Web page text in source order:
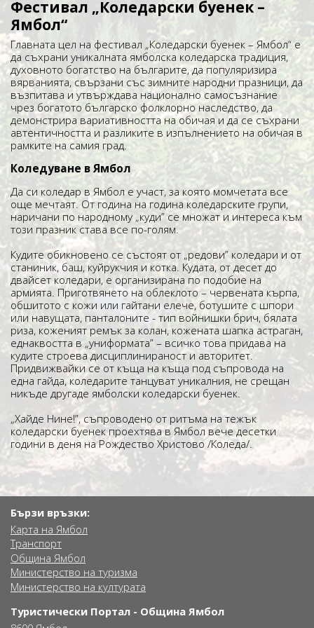
Фестивал „Коледарски буенек –
Ямбол“
Главната цел на фестивал „Коледарски буенек – Ямбол“ е
да съхрани уникалната ямболска коледарска традиция,
духовното богатство на българите, да популяризира
вярванията, свързани със зимните народни празници, да
възпитава и утвърждава национално самосъзнание
чрез богатото българско фолклорно наследство, да
демонстрира вариативността на обичая и да се съхрани
автентичността и разликите в изпълнението на обичая в
рамките на самия град.
Коледуване в Ямбол
Да си коледар в Ямбол е участ, за която момчетата все
още мечтаят. От година на година коледарските групи,
наричани по народному „куди” се множат и интереса към
този празник става все по-голям.
Кудите обикновено се състоят от „редови” коледари и от
станиник, баш, куйрукчия и котка. Кудата, от десет до
двайсет коледари, е организирана по подобие на
армията. Приготвянето на облеклото – червената кърпа,
обшитото с кожи или гайтани елече, ботушите с шпори
или навущата, панталоните - тип войнишки брич, бялата
риза, коженият ремък за колан, кожената шапка астраган,
еднаквостта в „униформата” – всичко това придава на
кудите строева дисциплинираност и авторитет.
Придвижвайки се от къща на къща под съпровода на
една гайда, коледарите танцуват уникалния, не срещан
никъде другаде ямболски коледарски буенек.
„Хайде Нине!”, съпроводено от ритъма на тежък
коледарски буенек проехтява в Ямбол вече десетки
години в деня на Рождество Христово /Коледа/.
Бързи връзки:
Карта на Ямбол
Транспорт
Община Ямбол
Министерство на туризма
Министерство на културата
Туристически Портал - Община Ямбол